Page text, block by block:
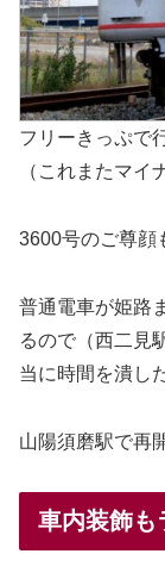
フリーきっぷで
（これまたマイ
3600号のご尊顔
普通電車が姫路
るので（西二見
当に時間を潰し
山陽須磨駅で再
車内装飾も